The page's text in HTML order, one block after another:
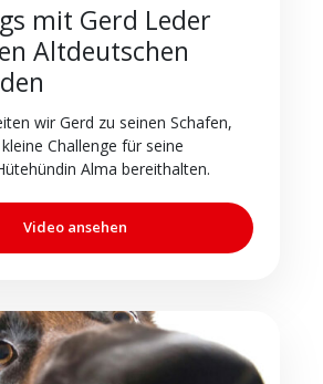
mit Gerd Leder
Altdeutschen
wir Gerd zu seinen Schafen,
Challenge für seine
Alma bereithalten.
Video ansehen